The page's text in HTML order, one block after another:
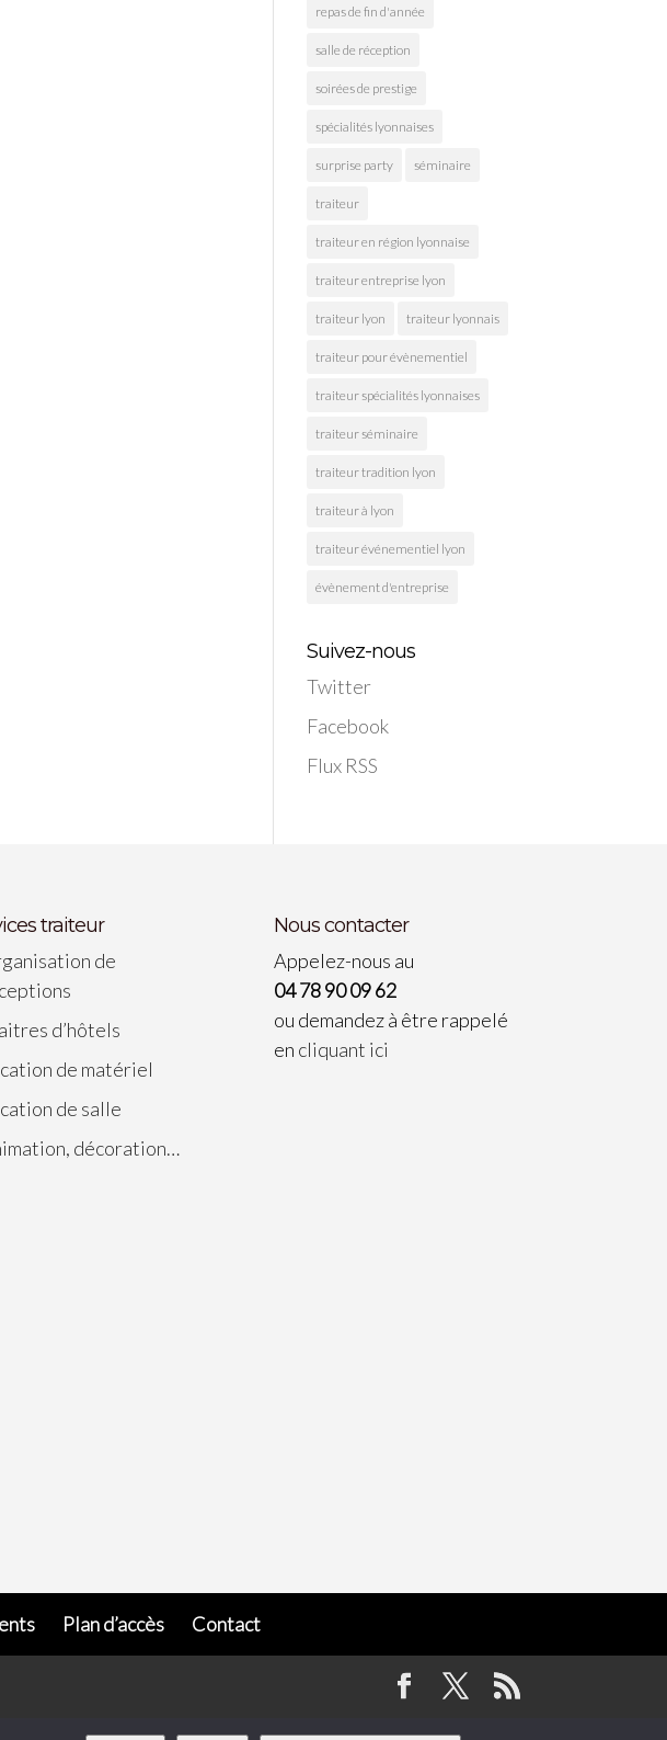
repas de fin d'année
salle de réception
soirées de prestige
spécialités lyonnaises
surprise party séminaire
traiteur
traiteur en région lyonnaise
traiteur entreprise lyon
traiteur lyon traiteur lyonnais
traiteur pour évènementiel
traiteur spécialités lyonnaises
traiteur séminaire
traiteur tradition lyon
traiteur à lyon
traiteur événementiel lyon
évènement d'entreprise
Suivez-nous
Twitter
Facebook
Flux RSS
traiteur
de
d’hôtels
de matériel
de salle
décoration…
Nous contacter
Appelez-nous au
04 78 90 09 62
ou demandez à être rappelé
en cliquant ici
Plan d’accès Contact